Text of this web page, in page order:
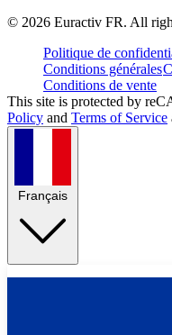
© 2026 Euractiv FR. All
Politique de
Conditions générales
Conditions de vente
This site is protected by
Policy and Terms of Service
Français